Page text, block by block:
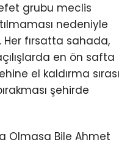
grubu meclis
nedeniyle
Her fırsatta sahada,
en ön safta
el kaldırma sırası
şehirde
Olmasa Bile Ahmet